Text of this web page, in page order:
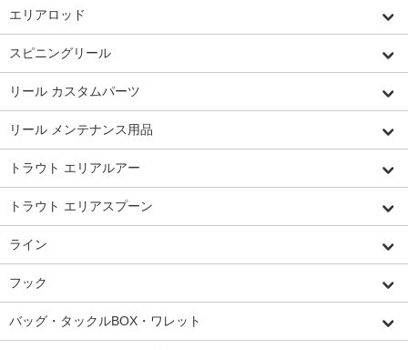
エリアロッド
スピニングリール
リール カスタムパーツ
リール メンテナンス用品
トラウト エリアルアー
トラウト エリアスプーン
ライン
フック
バッグ・タックルBOX・ワレット